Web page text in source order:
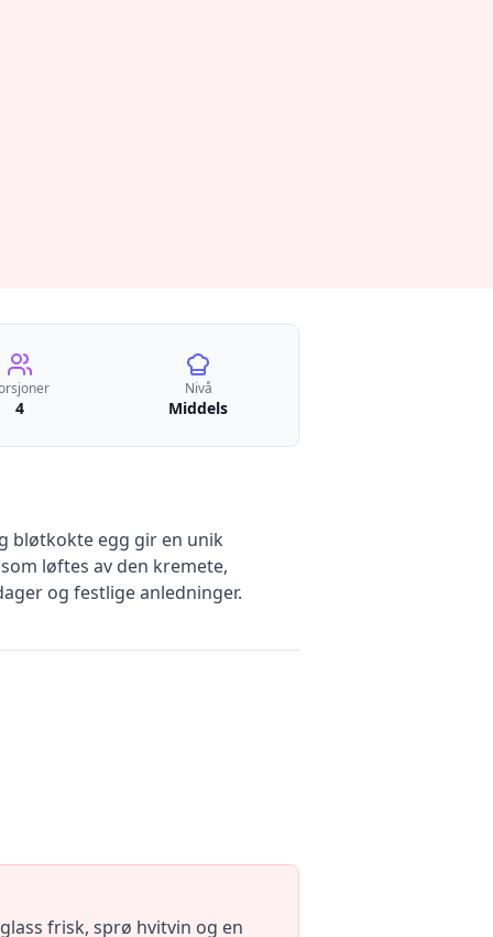
4
Nivå
Middels
bløtkokte egg gir en unik
løftes av den kremete,
og festlige anledninger.
frisk, sprø hvitvin og en